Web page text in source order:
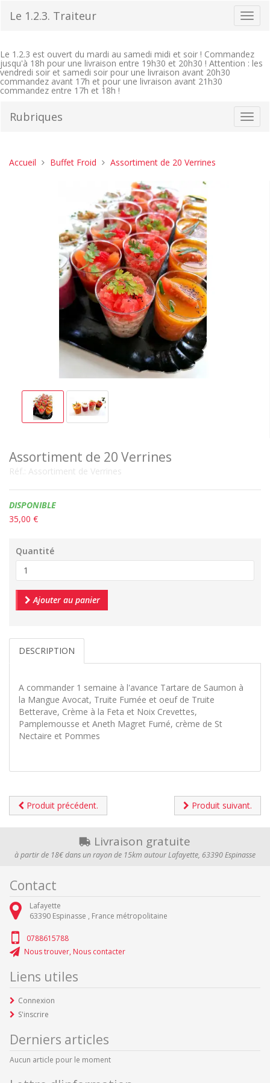
la
Le 1.2.3. Traiteur
Le 1.2.3 est ouvert du mardi au samedi midi et soir ! Commandez
jusqu'à 18h pour une livraison entre 19h30 et 20h30 ! Attention : les
vendredi soir et samedi soir pour une livraison avant 20h30
commandez avant 17h et pour une livraison avant 21h30
commandez entre 17h et 18h !
la
Rubriques
Vous
Accueil Buffet Froid Assortiment de 20 Verrines
Assortiment de 20 Verrines
Réf.: Assortiment de Verrines
Disponibilité:
DISPONIBLE
35,00 €
Quantité
Ajouter au panier
DESCRIPTION
A commander 1 semaine à l'avance Tartare de Saumon à
la Mangue Avocat, Truite Fumée et oeuf de Truite
Betterave, Crème à la Feta et Noix Crevettes,
Pamplemousse et Aneth Magret Fumé, crème de St
Nectaire et Pommes
Produit précédent. Produit suivant.
Livraison gratuite
à partir de 18€ dans un rayon de 15km autour Lafayette, 63390 Espinasse
Contact
Lafayette
63390 Espinasse , France métropolitaine
0788615788
Nous trouver, Nous contacter
Liens utiles
Connexion
S'inscrire
Derniers articles
Aucun article pour le moment